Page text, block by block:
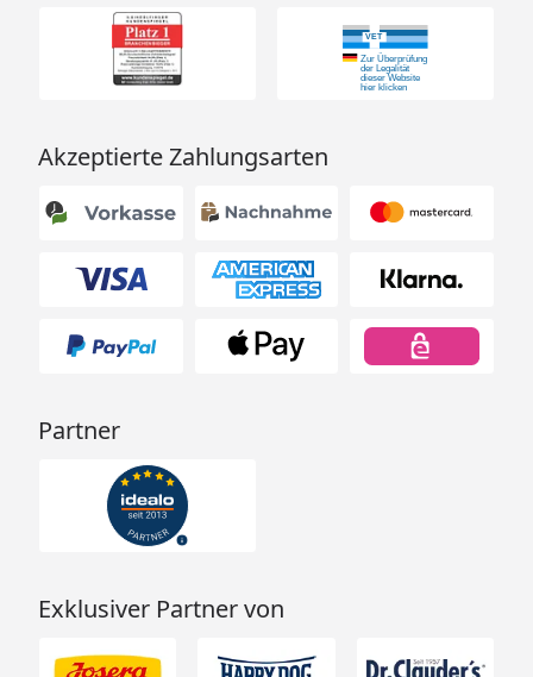
Akzeptierte Zahlungsarten
Partner
Exklusiver Partner von